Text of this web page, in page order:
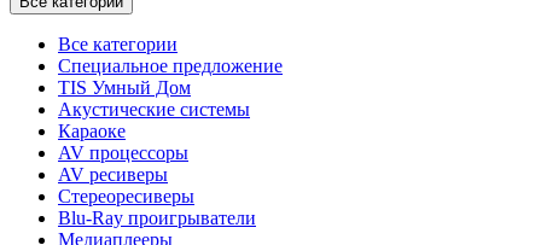
Все категории
Специальное предложение
TIS Умный Дом
Акустические системы
Караоке
AV процессоры
AV ресиверы
Стереоресиверы
Blu-Ray проигрыватели
Медиаплееры